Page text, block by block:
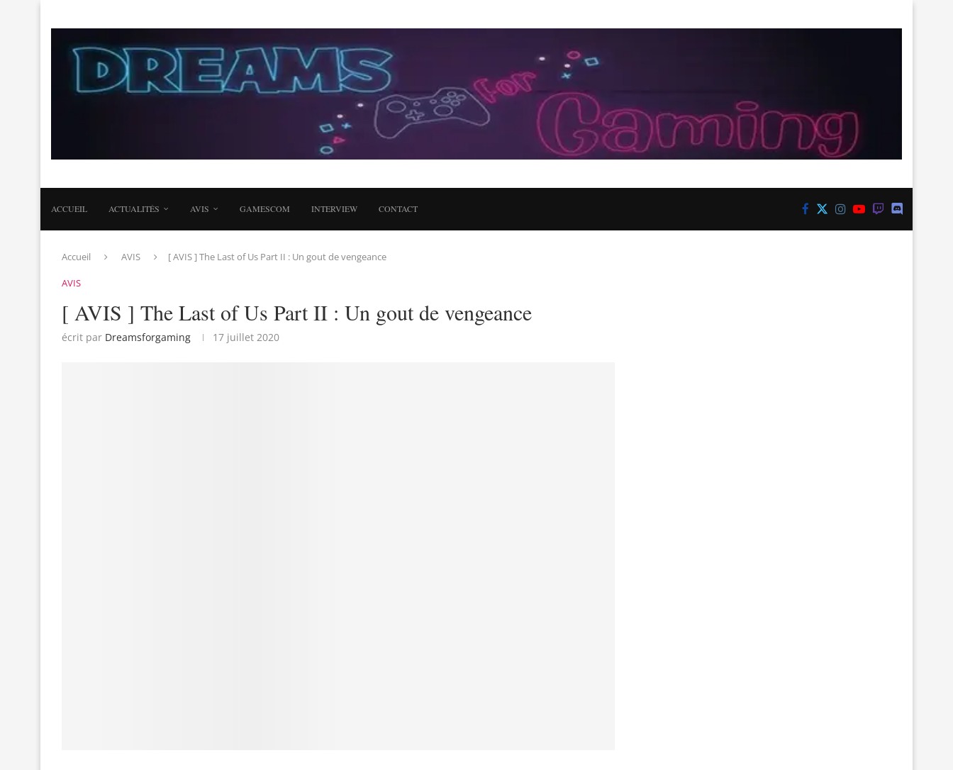
ACCUEIL ACTUALITÉS AVIS GAMESCOM INTERVIEW CONTACT
Accueil AVIS [ AVIS ] The Last of Us Part II : Un gout de vengeance
AVIS
[ AVIS ] The Last of Us Part II : Un gout de vengeance
écrit par Dreamsforgaming 17 juillet 2020